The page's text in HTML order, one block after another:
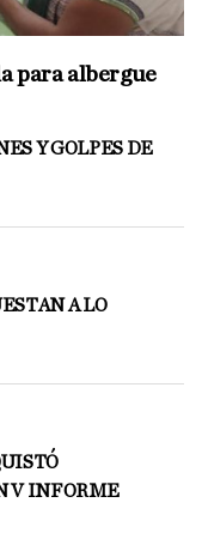
para albergue
Y GOLPES DE
A LO
V INFORME